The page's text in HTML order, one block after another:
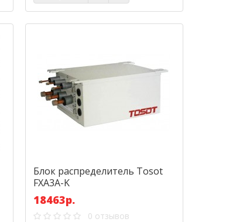
Блок распределитель Tosot
FXA3A-K
18463р.
0 отзывов